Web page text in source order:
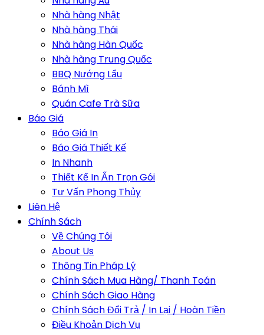
Nhà hàng Nhật
Nhà hàng Thái
Nhà hàng Hàn Quốc
Nhà hàng Trung Quốc
BBQ Nướng Lẩu
Bánh Mì
Quán Cafe Trà Sữa
Báo Giá
Báo Giá In
Báo Giá Thiết Kế
In Nhanh
Thiết Kế In Ấn Trọn Gói
Tư Vấn Phong Thủy
Liên Hệ
Chính Sách
Về Chúng Tôi
About Us
Thông Tin Pháp Lý
Chính Sách Mua Hàng/ Thanh Toán
Chính Sách Giao Hàng
Chính Sách Đổi Trả / In Lại / Hoàn Tiền
Điều Khoản Dịch Vụ